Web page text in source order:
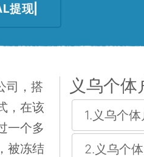
提现|
司，搭
，在该
一个多
被冻结
义乌个体
1.义乌个
2.义乌个